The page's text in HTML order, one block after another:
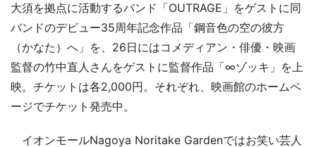
大須を拠点に活動するバンド「OUTRAGE」をゲストに同
バンドのデビュー35周年記念作品「鋼音色の空の彼方
（かなた）へ」を、26日にはコメディアン・俳優・映画
監督の竹中直人さんをゲストに監督作品「∞ゾッキ」を上
映。チケットは各2,000円。それぞれ、映画館のホームペ
ージでチケット発売中。
イオンモールNagoya Noritake Gardenではお笑い芸人